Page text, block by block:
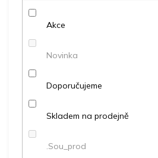
Akce
Novinka
Doporučujeme
Skladem na prodejně
.Sou_prod